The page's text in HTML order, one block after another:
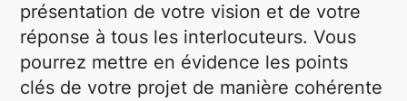
présentation de votre vision et de votre
réponse à tous les interlocuteurs. Vous
pourrez mettre en évidence les points
clés de votre projet de manière cohérente